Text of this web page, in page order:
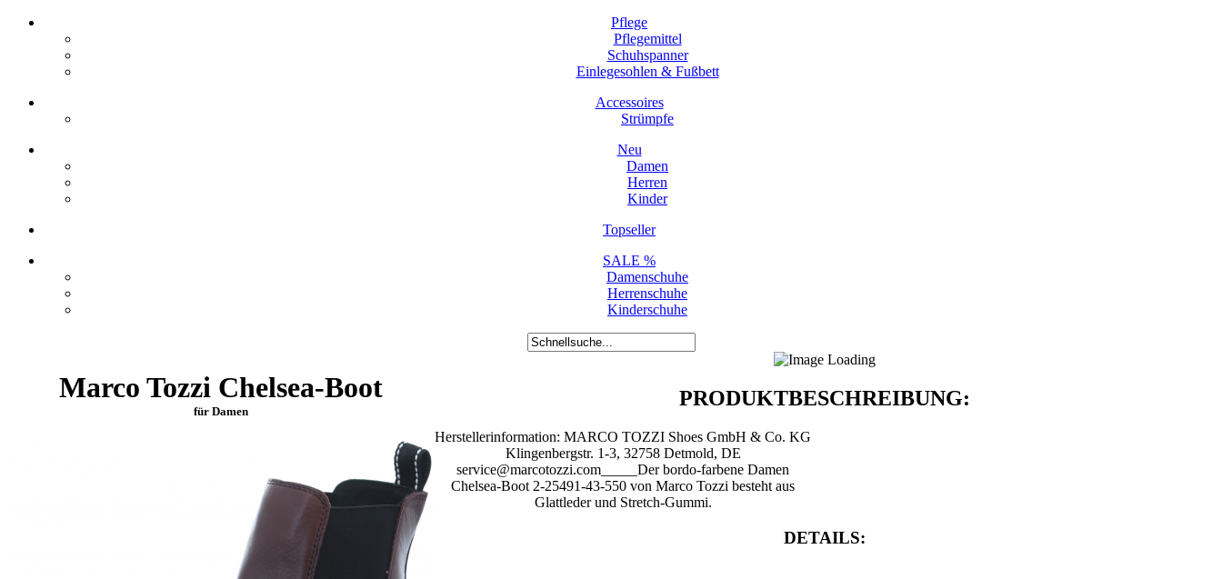
Pflege
Pflegemittel
Schuhspanner
Einlegesohlen & Fußbett
Accessoires
Strümpfe
Neu
Damen
Herren
Kinder
Topseller
SALE %
Damenschuhe
Herrenschuhe
Kinderschuhe
Marco Tozzi Chelsea-Boot
für Damen
PRODUKTBESCHREIBUNG:
Herstellerinformation: MARCO TOZZI Shoes GmbH & Co. KG
Klingenbergstr. 1-3, 32758 Detmold, DE
service@marcotozzi.com_____Der bordo-farbene Damen
Chelsea-Boot 2-25491-43-550 von Marco Tozzi besteht aus
Glattleder und Stretch-Gummi.
DETAILS: